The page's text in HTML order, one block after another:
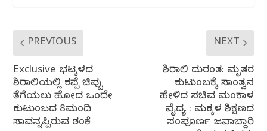
PREVIOUS
Exclusive ಭಟ್ಕಳದ
ಶಿರಾಲಿಯಲ್ಲಿ ಕಪ್ಪೆ ಚಿಪ್ಪು
ತೆಗೆಯಲು ಹೋದ ಒಂದೇ
ಕುಟುಂಬದ 8ಮಂದಿ
ಸಾವನ್ನಪ್ಪಿರುವ ಶಂಕೆ
NEXT
ಶಿರಾಲಿ ದುರಂತ: ಮೃತರ
ಕುಟುಂಬಕ್ಕೆ ಸಾಂತ್ವನ
ಹೇಳಿದ ಸಚಿವ ಮಂಕಾಳ
ವೈದ್ಯ : ಮಕ್ಕಳ ಶಿಕ್ಷಣದ
ಸಂಪೂರ್ಣ ಜವಾಬ್ದಾರಿ